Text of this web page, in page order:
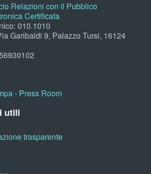
Relazioni con il Pubblico
Certificata
010.1010
Garibaldi 9, Palazzo Tursi, 16124
- Press Room
utili
trasparente